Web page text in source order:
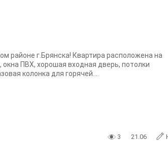
районе г.Брянска! Квартира расположена на
ПВХ, хорошая входная дверь, потолки
колонка для горячей...
3 21.06